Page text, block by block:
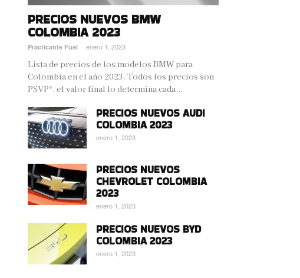
PRECIOS NUEVOS BMW
COLOMBIA 2023
Practicante Fuel - enero 1, 2023
Lista de precios de los modelos BMW para
Colombia en el año 2023. Todos los precios son
PSVP*, el valor final lo determina cada...
PRECIOS NUEVOS AUDI
COLOMBIA 2023
enero 1, 2023
PRECIOS NUEVOS
CHEVROLET COLOMBIA
2023
enero 1, 2023
PRECIOS NUEVOS BYD
COLOMBIA 2023
enero 1, 2023